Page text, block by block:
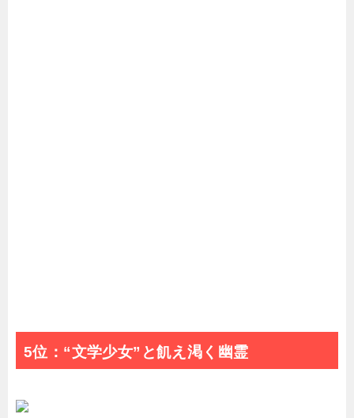
5位：“文学少女”と飢え渇く幽霊